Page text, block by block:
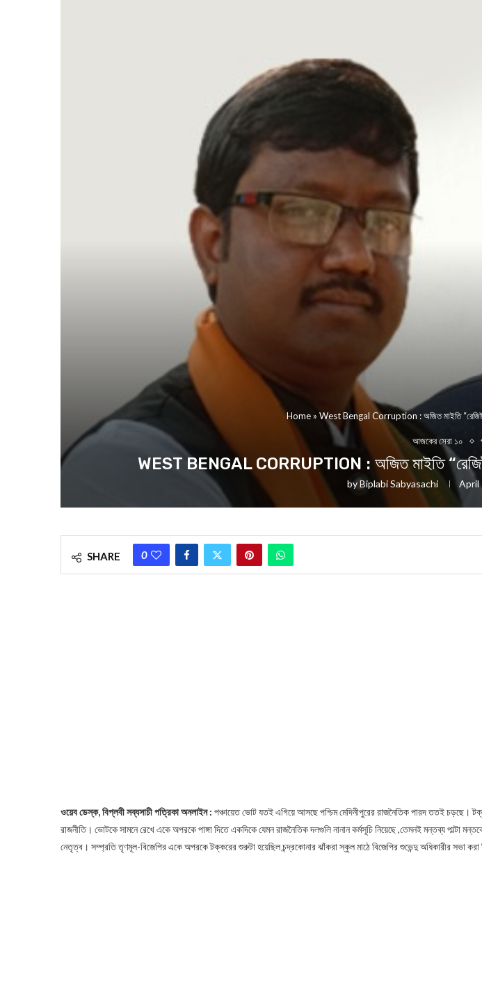
Home» West Bengal Corruption : অজিত মাইতি “রেজিষ্টার্ড
আজকের সেরা ১০
WEST BENGAL CORRUPTION : অজিত মাইতি
byBiplabi Sabyasachi April
SHARE 0
ওয়েব ডেস্ক, বিপ্লবী সব্যসাচী পত্রিকা অনলাইন : পঞ্চায়েত ভোট যতই এগিয়ে আসছে পশ্চিম মেদিনীপুরের রাজনৈতিক পারদ ততই চড়ছে।
রাজনীতি। ভোটকে সামনে রেখে একে অপরকে পাঙ্গা দিতে একদিকে যেমন রাজনৈতিক দলগুলি নানান কর্মসূচি নিয়েছে ,তেমনই মন্তব্য পাল্টা
নেতৃত্ব। সম্প্রতি তৃণমূল-বিজেপির একে অপরকে টক্করের শুরুটা হয়েছিল চন্দ্রকোনার ঝাঁকরা স্কুল মাঠে বিজেপির শুভেন্দু অধিকারীর সভা করা